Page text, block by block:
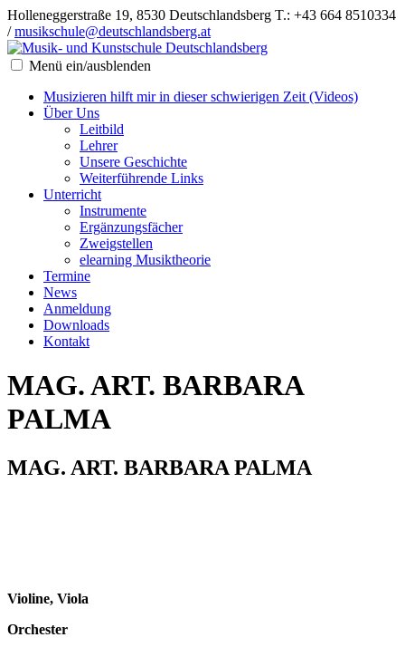
Holleneggerstraße 19, 8530 Deutschlandsberg T.: +43 664 8510334
/musikschule@deutschlandsberg.at
Menü ein/ausblenden
Musizieren hilft mir in dieser schwierigen Zeit (Videos)
Über Uns
Leitbild
Lehrer
Unsere Geschichte
Weiterführende Links
Unterricht
Instrumente
Ergänzungsfächer
Zweigstellen
elearning Musiktheorie
Termine
News
Anmeldung
Downloads
Kontakt
MAG. ART. BARBARA
PALMA
MAG. ART. BARBARA PALMA
Violine, Viola
Orchester